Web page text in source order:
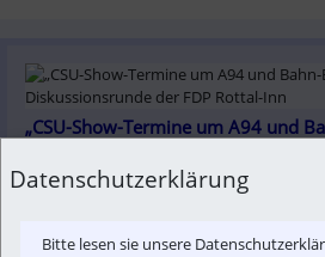
„CSU-Show-Termine um A94 und
SIMBACH – „Viel Inszenierung,
verkehrspolitischen Hearings der
Datenschutzerklärung
Bitte lesen sie unsere